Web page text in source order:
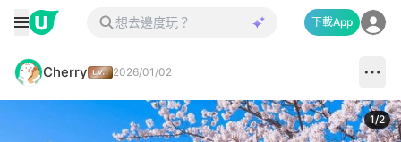
下載App
Cherry 2026/01/02
1/2